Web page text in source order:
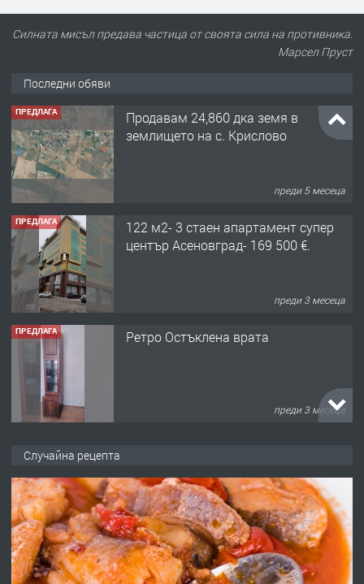
Силната мисъл предава частица от своята сила на противника.
Марсел Пруст
Последни обяви
ПРЕДЛАГА
Продавам 24,860 дка земя в
землището на с. Крислово
преди 5 месеца
ПРЕДЛАГА
122 м2- 3 стаен апартамент супер
център Асеновград- 169 500 €.
преди 3 месеца
ПРЕДЛАГА Ретро Остъклена врата
преди 3 месеца
преди 10 месеца
ПРЕДЛАГА
Професионална броячна машина -
със сертификат от ЕЦБ
Случайна рецепта